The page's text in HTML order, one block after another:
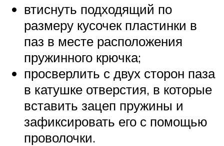
втиснуть подходящий по
размеру кусочек пластинки в
паз в месте расположения
пружинного крючка;
просверлить с двух сторон паза
в катушке отверстия, в которые
вставить зацеп пружины и
зафиксировать его с помощью
проволочки.